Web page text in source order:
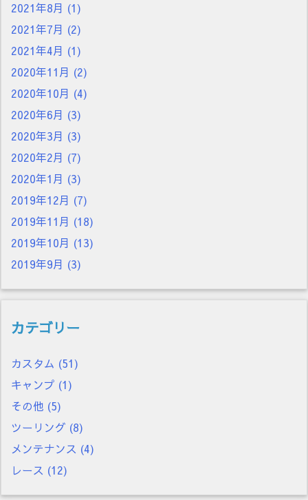
2021年8月 (1)
2021年7月 (2)
2021年4月 (1)
2020年11月 (2)
2020年10月 (4)
2020年6月 (3)
2020年3月 (3)
2020年2月 (7)
2020年1月 (3)
2019年12月 (7)
2019年11月 (18)
2019年10月 (13)
2019年9月 (3)
カテゴリー
カスタム (51)
キャンプ (1)
その他 (5)
ツーリング (8)
メンテナンス (4)
レース (12)